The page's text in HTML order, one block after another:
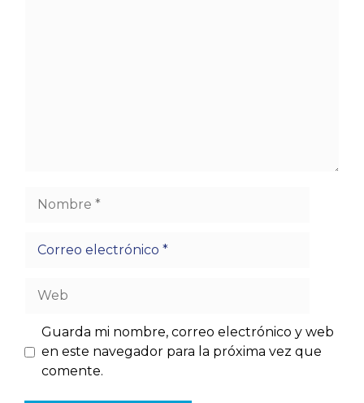
Nombre
Guarda mi nombre, correo electrónico y web
en este navegador para la próxima vez que
comente.